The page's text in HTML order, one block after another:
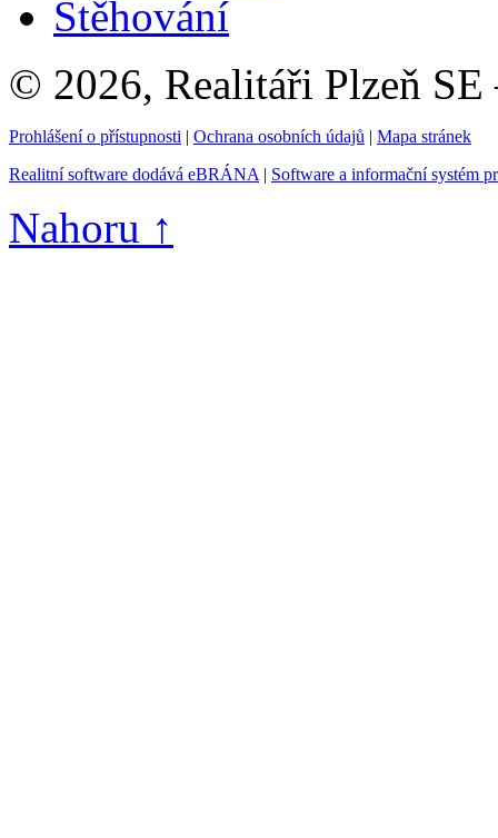
Stěhování
© 2026, Realitáři Plzeň SE
Prohlášení o přístupnosti | Ochrana osobních údajů | Mapa stránek
Realitní software dodává eBRÁNA | Software a informační systém
Nahoru ↑